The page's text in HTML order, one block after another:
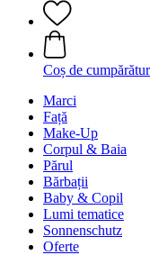
Coș de
Marci
Față
Make-Up
Corpul & Baia
Părul
Bărbații
Baby & Copil
Lumi tematice
Sonnenschutz
Oferte